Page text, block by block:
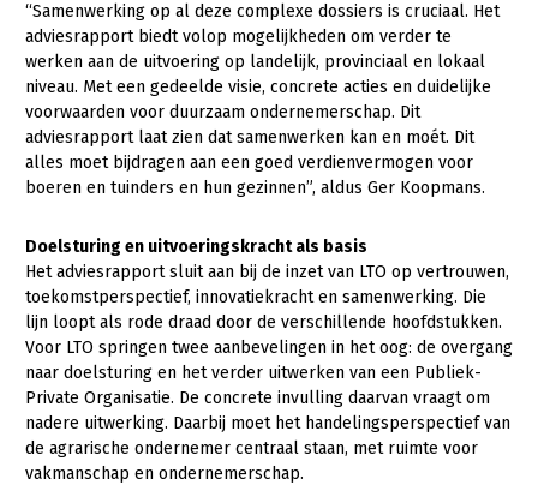
Konijnenhouderij
Melkveehouderij
Paardenhouderij
Pluimveehouderij
Schapenhouderij
Varkenshouderij
Vleesveehouderij
Bollenteelt
Bomen, vaste planten en zomerbloemen
Fruitteelt
Glastuinbouw
Paddenstoelen
Vollegrondsgroente
Vrouw en Bedrijf
Nieuws
Nieuwsabonnement
Webinars
Over LTO
LTO Nederland
Mensen
Bestuur en Directie
Medewerkers
Vakgroepbestuurders
Jaarverslag 2023
Vacatures
Pers
Contact
“Samenwerking op al deze complexe dossiers is cruciaal. Het
adviesrapport biedt volop mogelijkheden om verder te
werken aan de uitvoering op landelijk, provinciaal en lokaal
niveau. Met een gedeelde visie, concrete acties en duidelijke
voorwaarden voor duurzaam ondernemerschap. Dit
adviesrapport laat zien dat samenwerken kan en moét. Dit
alles moet bijdragen aan een goed verdienvermogen voor
boeren en tuinders en hun gezinnen”, aldus Ger Koopmans.
Doelsturing en uitvoeringskracht als basis
Het adviesrapport sluit aan bij de inzet van LTO op vertrouwen,
toekomstperspectief, innovatiekracht en samenwerking. Die
lijn loopt als rode draad door de verschillende hoofdstukken.
Voor LTO springen twee aanbevelingen in het oog: de overgang
naar doelsturing en het verder uitwerken van een Publiek-
Private Organisatie. De concrete invulling daarvan vraagt om
nadere uitwerking. Daarbij moet het handelingsperspectief van
de agrarische ondernemer centraal staan, met ruimte voor
vakmanschap en ondernemerschap.